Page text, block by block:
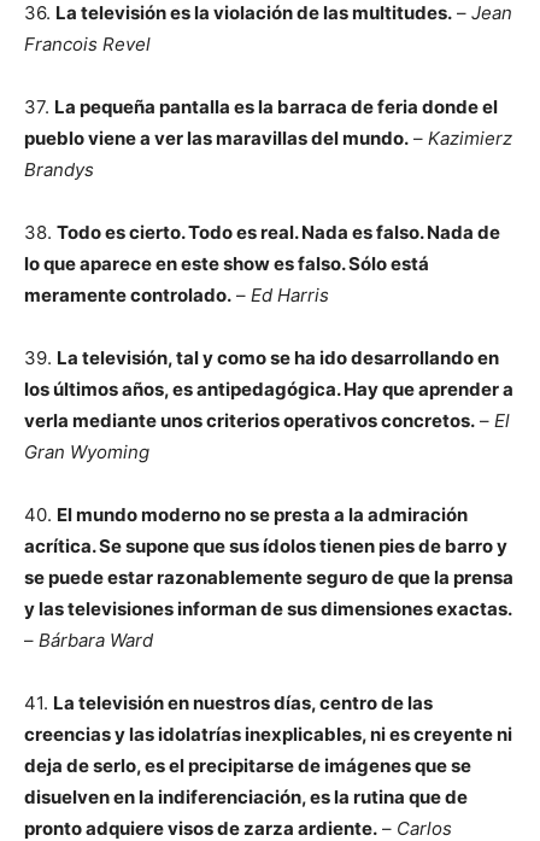
36. La televisión es la violación de las multitudes. – Jean
Francois Revel
37. La pequeña pantalla es la barraca de feria donde el
pueblo viene a ver las maravillas del mundo. – Kazimierz
Brandys
38. Todo es cierto. Todo es real. Nada es falso. Nada de
lo que aparece en este show es falso. Sólo está
meramente controlado. – Ed Harris
39. La televisión, tal y como se ha ido desarrollando en
los últimos años, es antipedagógica. Hay que aprender a
verla mediante unos criterios operativos concretos. – El
Gran Wyoming
40. El mundo moderno no se presta a la admiración
acrítica. Se supone que sus ídolos tienen pies de barro y
se puede estar razonablemente seguro de que la prensa
y las televisiones informan de sus dimensiones exactas.
– Bárbara Ward
41. La televisión en nuestros días, centro de las
creencias y las idolatrías inexplicables, ni es creyente ni
deja de serlo, es el precipitarse de imágenes que se
disuelven en la indiferenciación, es la rutina que de
pronto adquiere visos de zarza ardiente. – Carlos